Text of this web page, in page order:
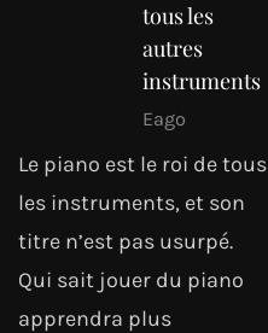
tous les
autres
instruments
Eago
Le piano est le roi de tous
les instruments, et son
titre n’est pas usurpé.
Qui sait jouer du piano
apprendra plus